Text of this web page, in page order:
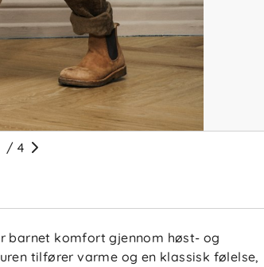
/ 4
barnet komfort gjennom høst- og
tilfører varme og en klassisk følelse,